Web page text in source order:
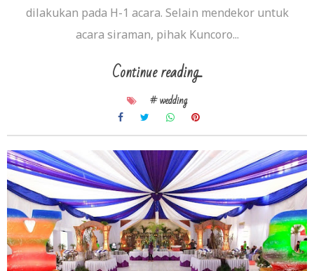
dilakukan pada H-1 acara. Selain mendekor untuk
acara siraman, pihak Kuncoro...
Continue reading...
# wedding